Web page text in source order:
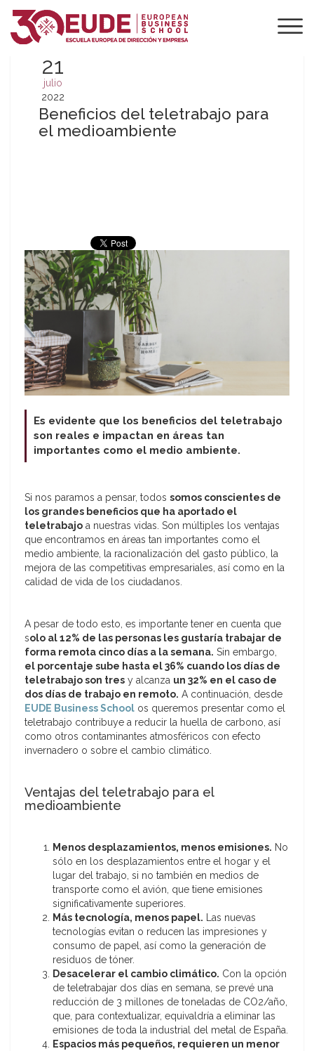
21
julio
2022
Beneficios del teletrabajo para
el medioambiente
Es evidente que los beneficios del teletrabajo
son reales e impactan en áreas tan
importantes como el medio ambiente.
Si nos paramos a pensar, todos somos conscientes de
los grandes beneficios que ha aportado el
teletrabajo a nuestras vidas. Son múltiples los ventajas
que encontramos en áreas tan importantes como el
medio ambiente, la racionalización del gasto público, la
mejora de las competitivas empresariales, así como en la
calidad de vida de los ciudadanos.
A pesar de todo esto, es importante tener en cuenta que
solo al 12% de las personas les gustaría trabajar de
forma remota cinco días a la semana. Sin embargo,
el porcentaje sube hasta el 36% cuando los días de
teletrabajo son tres y alcanza un 32% en el caso de
dos días de trabajo en remoto. A continuación, desde
EUDE Business School os queremos presentar como el
teletrabajo contribuye a reducir la huella de carbono, así
como otros contaminantes atmosféricos con efecto
invernadero o sobre el cambio climático.
Ventajas del teletrabajo para el
medioambiente
Menos desplazamientos, menos emisiones. No
sólo en los desplazamientos entre el hogar y el
lugar del trabajo, si no también en medios de
transporte como el avión, que tiene emisiones
significativamente superiores.
Más tecnología, menos papel. Las nuevas
tecnologías evitan o reducen las impresiones y
consumo de papel, así como la generación de
residuos de tóner.
Desacelerar el cambio climático. Con la opción
de teletrabajar dos días en semana, se prevé una
reducción de 3 millones de toneladas de CO2/año,
que, para contextualizar, equivaldría a eliminar las
emisiones de toda la industrial del metal de España.
Espacios más pequeños, requieren un menor